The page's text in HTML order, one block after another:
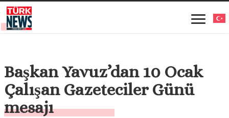
Başkan Yavuz’dan 10 Ocak
Çalışan Gazeteciler Günü
mesajı